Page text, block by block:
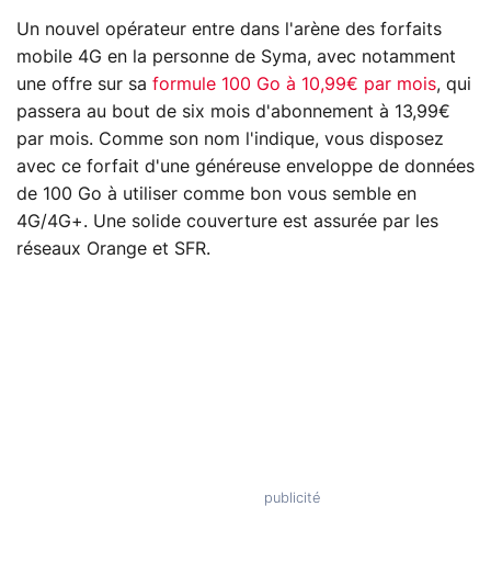
Un nouvel opérateur entre dans l'arène des forfaits
mobile 4G en la personne de Syma, avec notamment
une offre sur sa formule 100 Go à 10,99€ par mois, qui
passera au bout de six mois d'abonnement à 13,99€
par mois. Comme son nom l'indique, vous disposez
avec ce forfait d'une généreuse enveloppe de données
de 100 Go à utiliser comme bon vous semble en
4G/4G+. Une solide couverture est assurée par les
réseaux Orange et SFR.